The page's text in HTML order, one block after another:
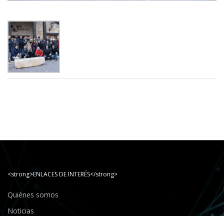
<strong>ENLACES DE INTERÉS</strong>
Quiénes somos
Noticias